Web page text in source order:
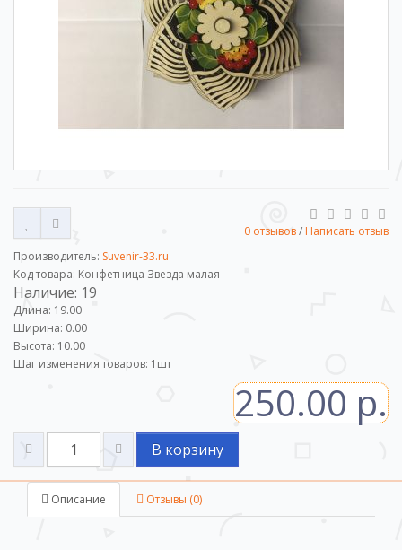
0 отзывов/ Написать отзыв
Производитель: Suvenir-33.ru
Код товара: Конфетница Звезда малая
Наличие: 19
Длина: 19.00
Ширина: 0.00
Высота: 10.00
Шаг изменения товаров: 1 шт
250.00 р.
В корзину
Описание Отзывы (0)